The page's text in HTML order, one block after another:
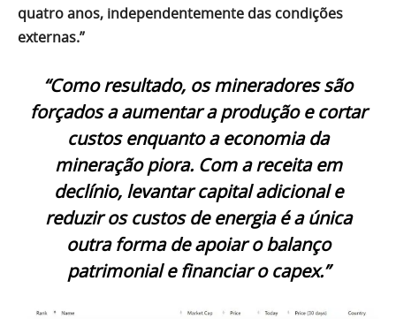
quatro anos, independentemente das condições
externas.”
“Como resultado, os mineradores são
forçados a aumentar a produção e cortar
custos enquanto a economia da
mineração piora. Com a receita em
declínio, levantar capital adicional e
reduzir os custos de energia é a única
outra forma de apoiar o balanço
patrimonial e financiar o capex.”